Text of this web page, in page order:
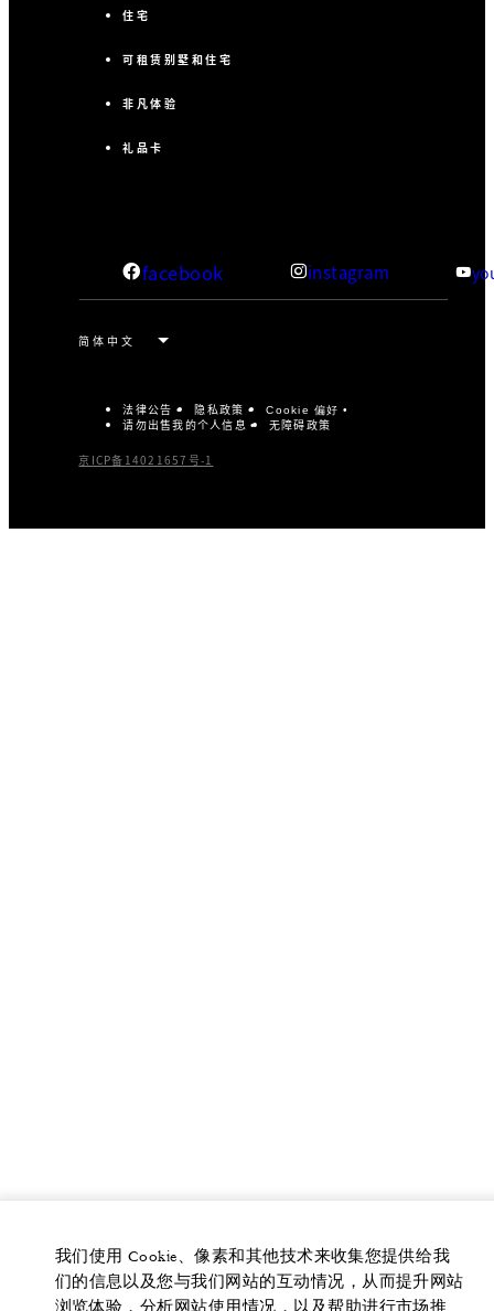
住宅
可租赁别墅和住宅
非凡体验
礼品卡
facebook instagram
法律公告 隐私政策 Cookie 偏好
请勿出售我的个人信息 无障碍政策
京ICP备14021657号-1
我们使用 Cookie、像素和其他技术来收集您提供给我
们的信息以及您与我们网站的互动情况，从而提升网站